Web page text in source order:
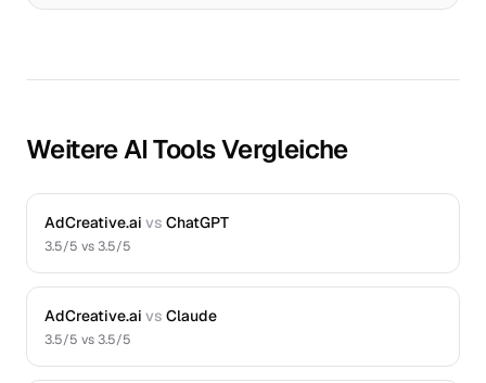
Weitere AI Tools Vergleiche
AdCreative.ai vs ChatGPT
3.5/5 vs3.5/5
AdCreative.ai vs Claude
3.5/5 vs3.5/5